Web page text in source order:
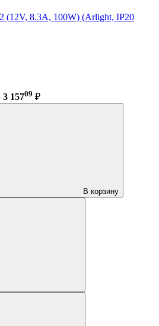
(12V, 8.3A, 100W) (Arlight, IP20
3 15709 ₽
В корзину